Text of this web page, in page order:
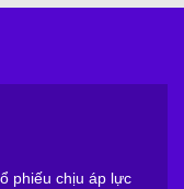
phiếu chịu áp lực